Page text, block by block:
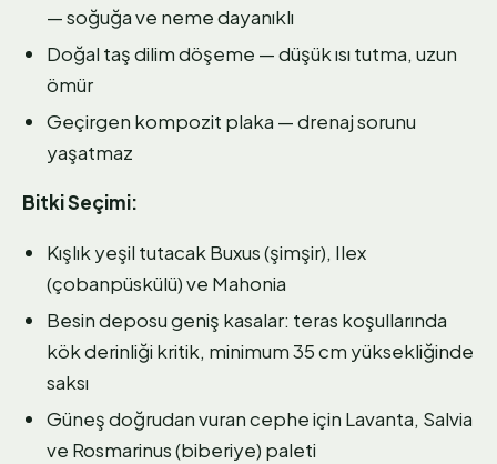
— soğuğa ve neme dayanıklı
Doğal taş dilim döşeme — düşük ısı tutma, uzun
ömür
Geçirgen kompozit plaka — drenaj sorunu
yaşatmaz
Bitki Seçimi:
Kışlık yeşil tutacak Buxus (şimşir), Ilex
(çobanpüskülü) ve Mahonia
Besin deposu geniş kasalar: teras koşullarında
kök derinliği kritik, minimum 35 cm yüksekliğinde
saksı
Güneş doğrudan vuran cephe için Lavanta, Salvia
ve Rosmarinus (biberiye) paleti